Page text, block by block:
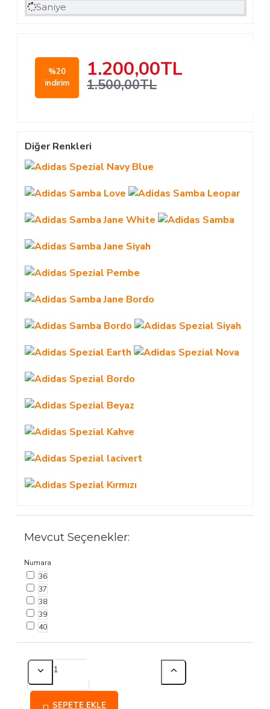
Saniye
%20
indirim
1.200,00TL
1.500,00TL
Diğer Renkleri
Mevcut Seçenekler:
Numara
36
37
38
39
40
SEPETE EKLE
Tarihi
Tahmini